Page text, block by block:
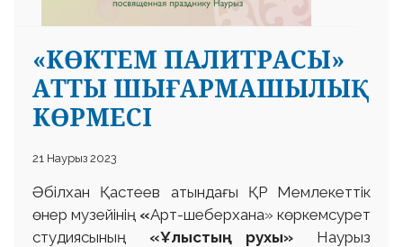
«КӨКТЕМ ПАЛИТРАСЫ»
АТТЫ ШЫҒАРМАШЫЛЫҚ
КӨРМЕСІ
21 Наурыз 2023
Әбілхан Қастеев атындағы ҚР Мемлекеттік
өнер музейінің «Арт-шеберхана» көркемсурет
студиясының «Ұлыстың рухы» Наурыз